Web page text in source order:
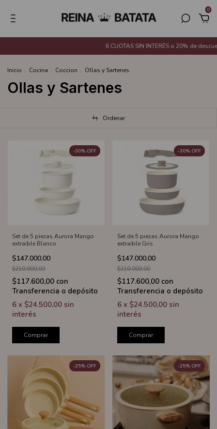
0
6 CUOTAS SIN INTERÉS o 20% de descuento
Inicio . Cocina . Coccion . Ollas y Sartenes
Ollas y Sartenes
Ordenar
Set de 5 piezas Aurora Mango
extraible Blanco
$147.000,00
-30% OFF
$210.000,00
$117.600,00 con
Transferencia o depósito
6 x $24.500,00 sin
interés
Comprar
Set de 5 piezas Aurora Mango
extraible Gris
$147.000,00
-30% OFF
$210.000,00
$117.600,00 con
Transferencia o depósito
6 x $24.500,00 sin
interés
Comprar
-25% OFF -25% OFF